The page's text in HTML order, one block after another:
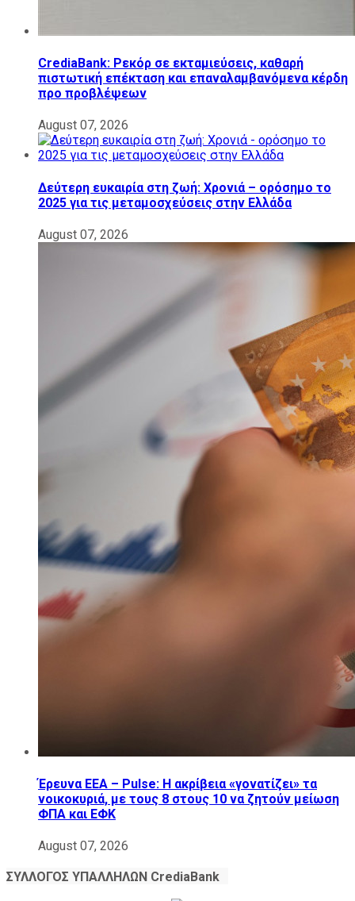
CrediaBank: Ρεκόρ σε εκταμιεύσεις, καθαρή
πιστωτική επέκταση και επαναλαμβανόμενα κέρδη
προ προβλέψεων
August 07, 2026
Δεύτερη ευκαιρία στη ζωή: Χρονιά – ορόσημο το
2025 για τις μεταμοσχεύσεις στην Ελλάδα
August 07, 2026
Έρευνα ΕΕΑ – Pulse: Η ακρίβεια «γονατίζει» τα
νοικοκυριά, με τους 8 στους 10 να ζητούν μείωση
ΦΠΑ και ΕΦΚ
August 07, 2026
ΣΥΛΛΟΓΟΣ ΥΠΑΛΛΗΛΩΝ ​CrediaBank